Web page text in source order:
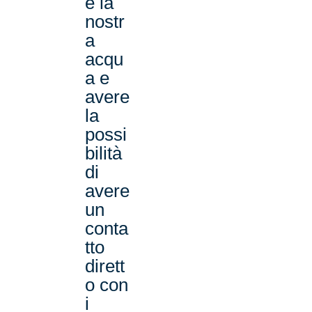
nostr
a
acqu
a e
avere
la
possi
bilità
di
avere
un
conta
tto
dirett
o con
i